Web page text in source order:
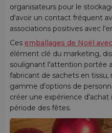
organisateurs pour le
d'avoir un contact fréquent
associations positives avec
Ces emballages de Noël
élément clé du marketing,
soulignant l'attention portée
fabricant de sachets en tissu,
gamme d'options de
créer une expérience d'achat
période des fêtes.